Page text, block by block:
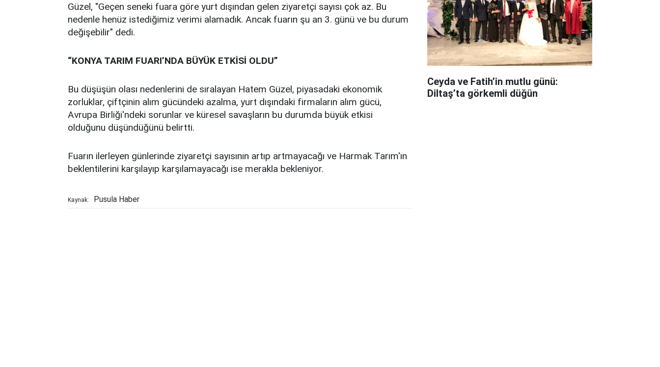
Güzel, "Geçen seneki fuara göre yurt dışından gelen ziyaretçi sayısı çok az. Bu
nedenle henüz istediğimiz verimi alamadık. Ancak fuarın şu an 3. günü ve bu durum
değişebilir" dedi.
“KONYA TARIM FUARI’NDA BÜYÜK ETKİSİ OLDU”
Bu düşüşün olası nedenlerini de sıralayan Hatem Güzel, piyasadaki ekonomik
zorluklar, çiftçinin alım gücündeki azalma, yurt dışındaki firmaların alım gücü,
Avrupa Birliği'ndeki sorunlar ve küresel savaşların bu durumda büyük etkisi
olduğunu düşündüğünü belirtti.
Fuarın ilerleyen günlerinde ziyaretçi sayısının artıp artmayacağı ve Harmak Tarım'ın
beklentilerini karşılayıp karşılamayacağı ise merakla bekleniyor.
Kaynak: Pusula Haber
Ceyda ve Fatih’in mutlu günü:
Diltaş’ta görkemli düğün